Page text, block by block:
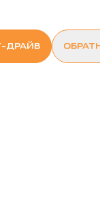
ДРАЙВ